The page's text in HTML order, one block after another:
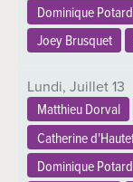
Dominique Potard
Joey Brusquet
Lundi, Juillet13
Matthieu Dorval
Catherine
Dominique Potard